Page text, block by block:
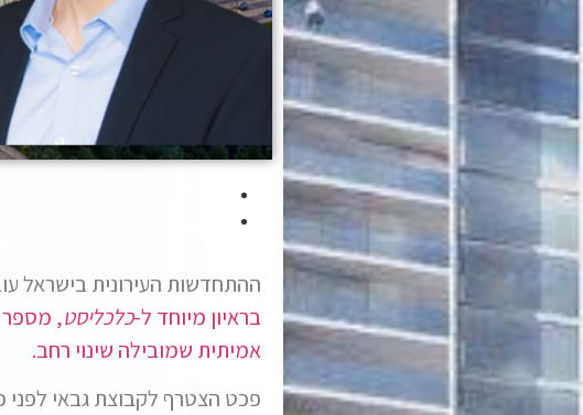
ההתחדשות העירונית בישראל
בראיון מיוחד ל-כלכליסט, מספר
אמיתית שמובילה שינוי רחב.
פכט הצטרף לקבוצת גבאי לפני